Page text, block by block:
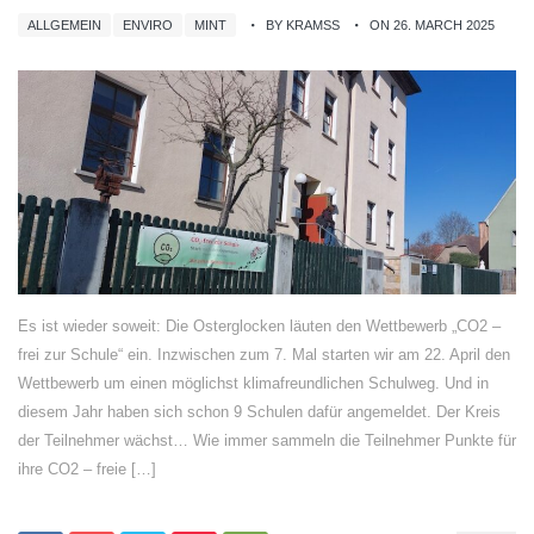
ALLGEMEIN ENVIRO MINT BY KRAMSS ON 26. MARCH 2025
Es ist wieder soweit: Die Osterglocken läuten den Wettbewerb „CO2 –
frei zur Schule“ ein. Inzwischen zum 7. Mal starten wir am 22. April den
Wettbewerb um einen möglichst klimafreundlichen Schulweg. Und in
diesem Jahr haben sich schon 9 Schulen dafür angemeldet. Der Kreis
der Teilnehmer wächst… Wie immer sammeln die Teilnehmer Punkte für
ihre CO2 – freie […]